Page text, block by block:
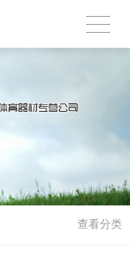
查看分类